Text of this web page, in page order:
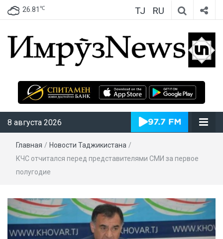
26.81 ℃ TJ RU
ИмрӯзNews
8 августа 2026
Главная / Новости Таджикистана /
КЧС отчитался перед представителями СМИ за первое
полугодие